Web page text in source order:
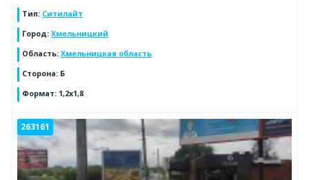
Тип: Ситилайт
Город: Хмельницкий
Область: Хмельницкая область
Сторона: Б
Формат: 1,2х1,8
263161